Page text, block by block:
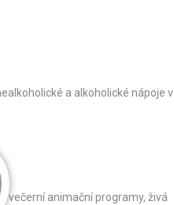
a alkoholické nápoje v
večerní animační programy, živá